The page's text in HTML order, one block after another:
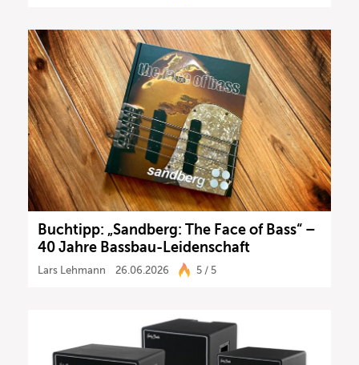
Buchtipp: „Sandberg: The Face of Bass“ –
40 Jahre Bassbau-Leidenschaft
Lars Lehmann 26.06.2026 5 / 5